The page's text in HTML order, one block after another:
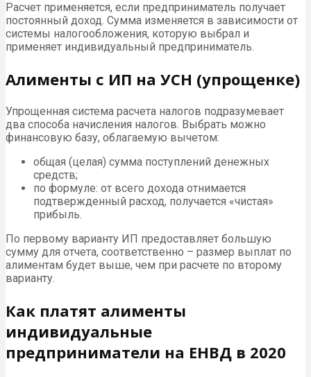
Расчет применяется, если предприниматель получает
постоянный доход. Сумма изменяется в зависимости от
системы налогообложения, которую выбрал и
применяет индивидуальный предприниматель.
Алименты с ИП на УСН (упрощенке)
Упрощенная система расчета налогов подразумевает
два способа начисления налогов. Выбрать можно
финансовую базу, облагаемую вычетом:
общая (целая) сумма поступлений денежных
средств;
по формуле: от всего дохода отнимается
подтвержденный расход, получается «чистая»
прибыль.
По первому варианту ИП предоставляет большую
сумму для отчета, соответственно – размер выплат по
алиментам будет выше, чем при расчете по второму
варианту.
Как платят алименты
индивидуальные
предприниматели на ЕНВД в 2020